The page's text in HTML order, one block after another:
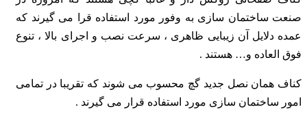
صنعت ساختمان سازی به وفور مورد استفاده قرا می گیرند که
عمده دلایل آن زیبایی ظاهری ، سرعت نصب و اجرای بالا ، تنوع
فوق العاده و… هستند .
کناف همان نصل جدید گچ محسوب می شوند که تقریبا در تمامی
امور ساختمان سازی مورد استفاده قرار می گیرند .